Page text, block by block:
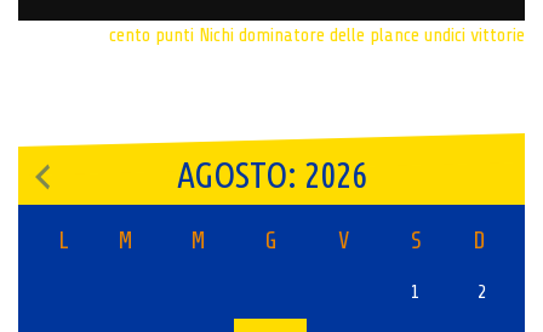
cento punti Nichi dominatore delle plance undici vittorie
AGOSTO: 2026
L M M G V S D
1 2